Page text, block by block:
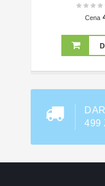
Cena
499